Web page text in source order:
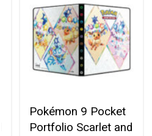
Pokémon 9 Pocket
Portfolio Scarlet and